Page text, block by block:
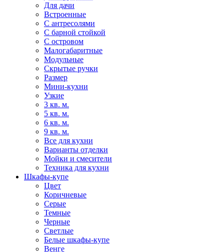
Для дачи
Встроенные
С антресолями
С барной стойкой
С островом
Малогабаритные
Модульные
Скрытые ручки
Размер
Мини-кухни
Узкие
3 кв. м.
5 кв. м.
6 кв. м.
9 кв. м.
Все для кухни
Варианты отделки
Мойки и смесители
Техника для кухни
Шкафы-купе
Цвет
Коричневые
Серые
Темные
Черные
Светлые
Белые шкафы-купе
Венге